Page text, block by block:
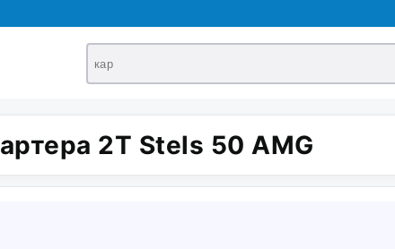
2T Stels 50 AMG